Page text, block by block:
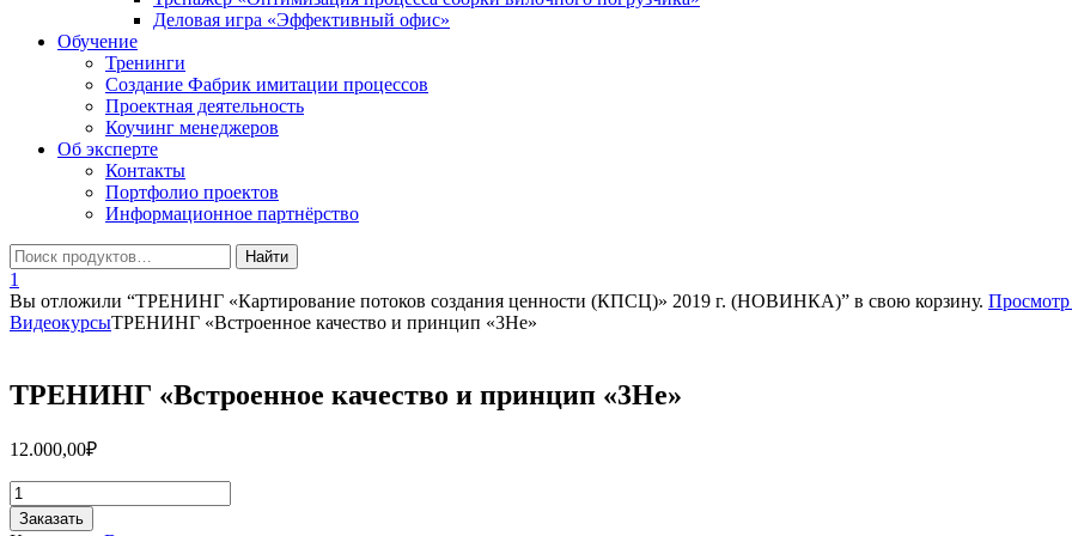
Деловая игра «Эффективный офис»
Обучение
Тренинги
Создание Фабрик имитации процессов
Проектная деятельность
Коучинг менеджеров
Об эксперте
Контакты
Портфолио проектов
Информационное партнёрство
1
Вы отложили “ТРЕНИНГ «Картирование потоков создания ценности (КПСЦ)» 2019 г. (НОВИНКА)” в свою корзину.
ВидеокурсыТРЕНИНГ «Встроенное качество и принцип «3Не»
ТРЕНИНГ «Встроенное качество и принцип «3Не»
12.000,00₽
Количество
товара
Заказать